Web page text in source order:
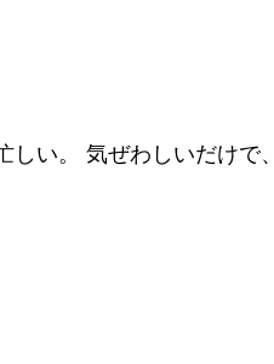
い。 気ぜわしいだけで、